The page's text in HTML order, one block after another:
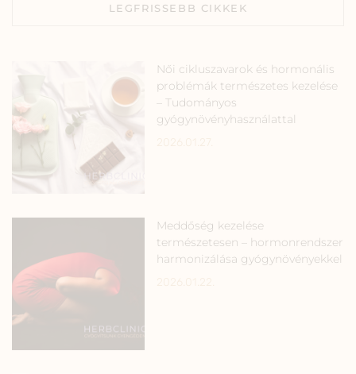
LEGFRISSEBB CIKKEK
Női cikluszavarok és hormonális
problémák természetes kezelése
– Tudományos
gyógynövényhasználattal
Meddőség kezelése
természetesen – hormonrendszer
harmonizálása gyógynövényekkel